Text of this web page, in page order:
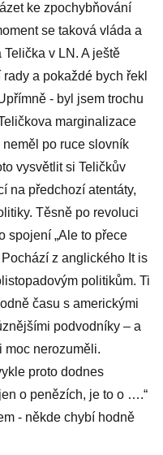
ke zpochybňování
se taková vláda a
v LN. A ještě
a pokaždé bych řekl
- byl jsem trochu
marginalizace
po ruce slovník
vysvětlit si Teličkův
na předchozí atentáty,
Těsně po revoluci
spojení „Ale to přece
z anglického It is
politikům. Ti
času s americkými
podvodníky – a
moc nerozuměli.
proto dodnes
o penězích, je to o ….“
- někde chybí hodně